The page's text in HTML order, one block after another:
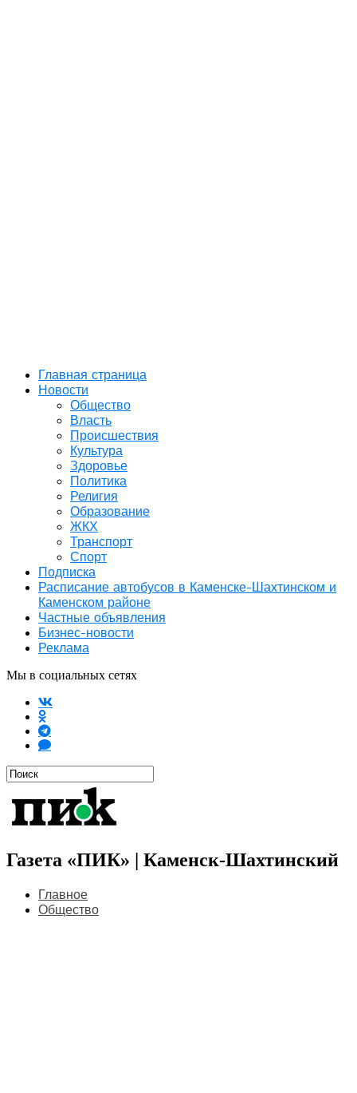
Главная страница
Новости
Общество
Власть
Происшествия
Культура
Здоровье
Политика
Религия
Образование
ЖКХ
Транспорт
Спорт
Подписка
Расписание автобусов в Каменске-Шахтинском и
Каменском районе
Частные объявления
Бизнес-новости
Реклама
Мы в социальных сетях
Газета «ПИК» | Каменск-Шахтинский
Главное
Общество